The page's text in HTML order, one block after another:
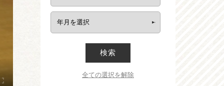
検索
全ての選択を解除